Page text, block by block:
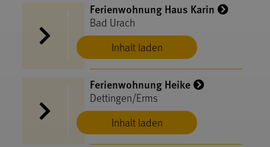
Inhalt laden
Ferienwohnung Haus Karin
Bad Urach
Inhalt laden
Ferienwohnung Heike
Dettingen/Erms